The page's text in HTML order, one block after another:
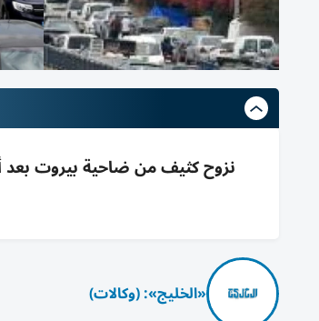
نزوح كثيف من ضاحية بيروت بعد
«الخليج»: (وكالات)